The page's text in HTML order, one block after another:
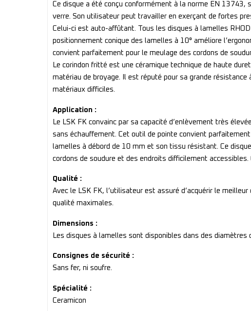
Ce disque a été conçu conformément à la norme EN 13743,
verre. Son utilisateur peut travailler en exerçant de fortes
Celui-ci est auto-affûtant. Tous les disques à lamelles
positionnement conique des lamelles à 10° améliore
convient parfaitement pour le meulage des cordons de
Le corindon fritté est une céramique technique de haute
matériau de broyage. Il est réputé pour sa grande
matériaux difficiles.
Application :
Le LSK FK convainc par sa capacité d’enlèvement très
sans échauffement. Cet outil de pointe convient
lamelles à débord de 10 mm et son tissu résistant. Ce
cordons de soudure et des endroits difficilement
Qualité :
Avec le LSK FK, l’utilisateur est assuré d’acquérir le
qualité maximales.
Dimensions :
Les disques à lamelles sont disponibles dans des
Consignes de sécurité :
Sans fer, ni soufre.
Spécialité :
Ceramicon